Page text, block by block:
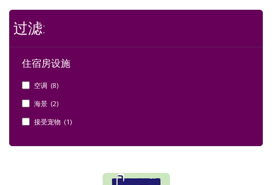
过滤:
住宿房设施
空调 (8)
海景 (2)
接受宠物 (1)